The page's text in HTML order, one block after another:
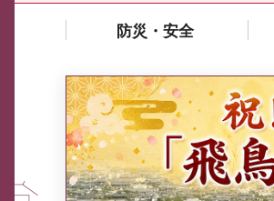
防災・安全
中東情勢や原油価格上昇の影響
を受ける中小企業向け相談窓口
について